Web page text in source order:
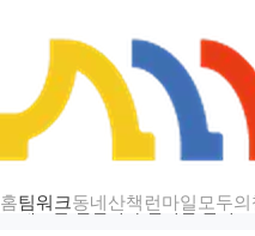
홈팀워크동네산책 런마일모두
팀워크 — 걷기·스탬프·인증샷
새로운 챌린지가 열리면 알려